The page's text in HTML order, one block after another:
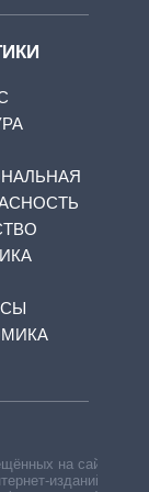
на сайте,
изданий —